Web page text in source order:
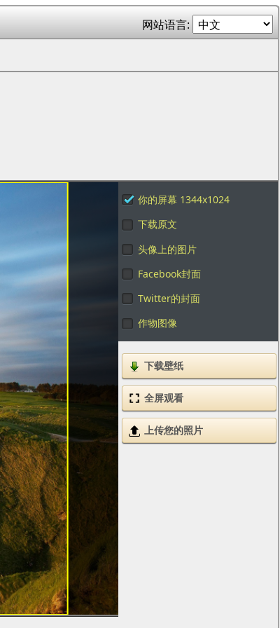
网站语言:
你的屏幕 1344x1024
下载原文
头像上的图片
Facebook封面
Twitter的封面
作物图像
下载壁纸
全屏观看
上传您的照片